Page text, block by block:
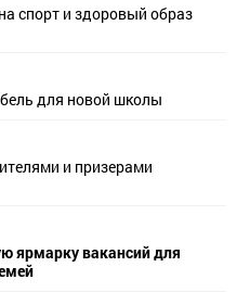
спорт и здоровый образ
для новой школы
и призерами
ярмарку вакансий для